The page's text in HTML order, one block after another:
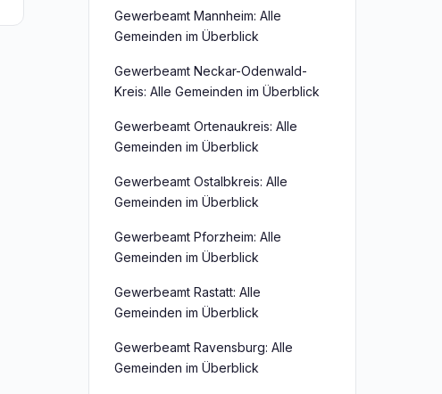
Gewerbeamt Mannheim: Alle
Gemeinden im Überblick
Gewerbeamt Neckar-Odenwald-
Kreis: Alle Gemeinden im Überblick
Gewerbeamt Ortenaukreis: Alle
Gemeinden im Überblick
Gewerbeamt Ostalbkreis: Alle
Gemeinden im Überblick
Gewerbeamt Pforzheim: Alle
Gemeinden im Überblick
Gewerbeamt Rastatt: Alle
Gemeinden im Überblick
Gewerbeamt Ravensburg: Alle
Gemeinden im Überblick